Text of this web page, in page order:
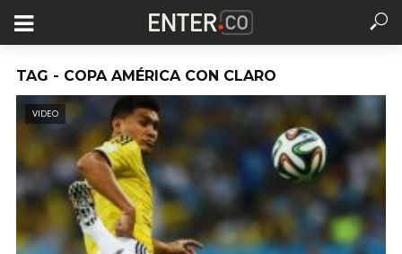
TAG - COPA AMÉRICA CON CLARO
VIDEO